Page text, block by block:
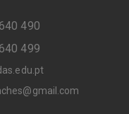
490
499